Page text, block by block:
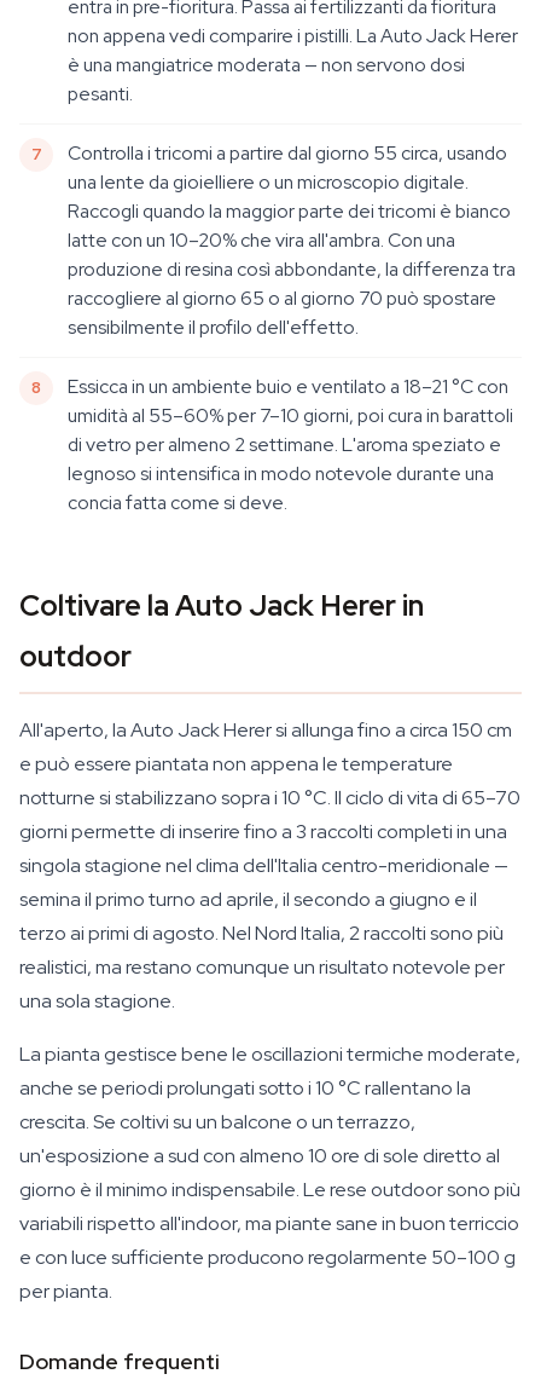
entra in pre-fioritura. Passa ai fertilizzanti da fioritura
non appena vedi comparire i pistilli. La Auto Jack Herer
è una mangiatrice moderata — non servono dosi
pesanti.
Controlla i tricomi a partire dal giorno 55 circa, usando
una lente da gioielliere o un microscopio digitale.
Raccogli quando la maggior parte dei tricomi è bianco
latte con un 10–20% che vira all'ambra. Con una
produzione di resina così abbondante, la differenza tra
raccogliere al giorno 65 o al giorno 70 può spostare
sensibilmente il profilo dell'effetto.
Essicca in un ambiente buio e ventilato a 18–21 °C con
umidità al 55–60% per 7–10 giorni, poi cura in barattoli
di vetro per almeno 2 settimane. L'aroma speziato e
legnoso si intensifica in modo notevole durante una
concia fatta come si deve.
Coltivare la Auto Jack Herer in
outdoor
All'aperto, la Auto Jack Herer si allunga fino a circa 150 cm
e può essere piantata non appena le temperature
notturne si stabilizzano sopra i 10 °C. Il ciclo di vita di 65–70
giorni permette di inserire fino a 3 raccolti completi in una
singola stagione nel clima dell'Italia centro-meridionale —
semina il primo turno ad aprile, il secondo a giugno e il
terzo ai primi di agosto. Nel Nord Italia, 2 raccolti sono più
realistici, ma restano comunque un risultato notevole per
una sola stagione.
La pianta gestisce bene le oscillazioni termiche moderate,
anche se periodi prolungati sotto i 10 °C rallentano la
crescita. Se coltivi su un balcone o un terrazzo,
un'esposizione a sud con almeno 10 ore di sole diretto al
giorno è il minimo indispensabile. Le rese outdoor sono più
variabili rispetto all'indoor, ma piante sane in buon terriccio
e con luce sufficiente producono regolarmente 50–100 g
per pianta.
Domande frequenti